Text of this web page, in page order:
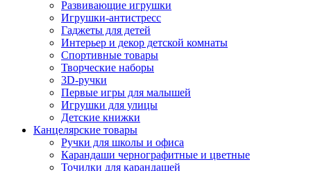
Развивающие игрушки
Игрушки-антистресс
Гаджеты для детей
Интерьер и декор детской комнаты
Спортивные товары
Творческие наборы
3D-ручки
Первые игры для малышей
Игрушки для улицы
Детские книжки
Канцелярские товары
Ручки для школы и офиса
Карандаши чернографитные и цветные
Точилки для карандашей